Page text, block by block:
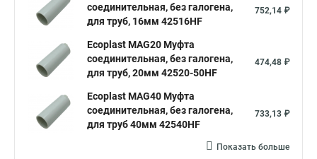
соединительная, без галогена,
для труб, 16мм 42516HF
752,14 ₽
Ecoplast MAG20 Муфта
соединительная, без галогена,
для труб, 20мм 42520-50HF
474,48 ₽
Ecoplast MAG40 Муфта
соединительная, без галогена,
для труб 40мм 42540HF
733,13 ₽
Показать больше